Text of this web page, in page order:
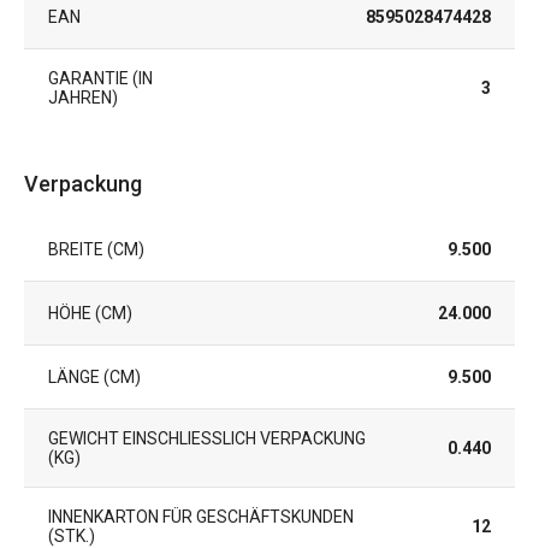
EAN 8595028474428
GARANTIE (IN
JAHREN)
3
Verpackung
BREITE (CM) 9.500
HÖHE (CM) 24.000
LÄNGE (CM) 9.500
GEWICHT EINSCHLIESSLICH VERPACKUNG (
KG)
0.440
INNENKARTON FÜR GESCHÄFTSKUNDEN
(STK.)
12